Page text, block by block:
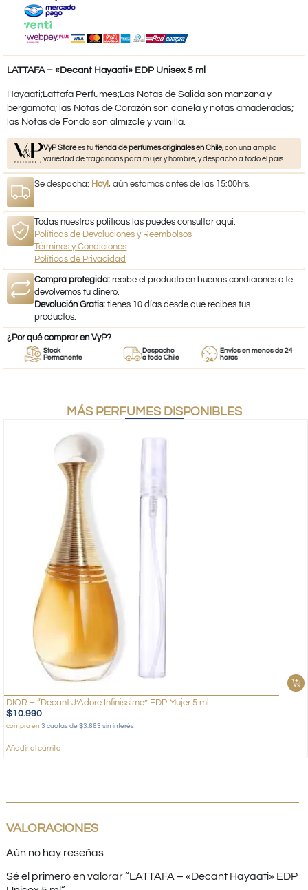
LATTAFA – «Decant Hayaati» EDP Unisex 5 ml
Hayaati;Lattafa Perfumes;Las Notas de Salida son manzana y
bergamota; las Notas de Corazón son canela y notas amaderadas;
las Notas de Fondo son almizcle y vainilla.
VyP Storees tutienda de perfumes originales en Chile, con una amplia
variedad de fragancias para mujer y hombre, y despacho a todo el país.
Se despacha: Hoy!, aún estamos antes de las 15:00hrs.
Todas nuestras políticas las puedes consultar aquí:
Políticas de Devoluciones y Reembolsos
Términos y Condiciones
Políticas de Privacidad
Compra protegida: recibe el producto en buenas condiciones o te
devolvemos tu dinero.
Devolución Gratis: tienes 10 días desde que recibes tus
productos.
¿Por qué comprar en VyP?
Stock
Permanente
Despacho
a todo Chile
Envíos en menos de 24
horas
MÁS PERFUMES DISPONIBLES
DIOR – “Decant J’Adore Infinissime” EDP Mujer 5 ml
$10.990
compra en 3 cuotas de $3.663 sin interés
Añadir al carrito
VALORACIONES
Aún no hay reseñas
Sé el primero en valorar “LATTAFA – «Decant Hayaati» EDP